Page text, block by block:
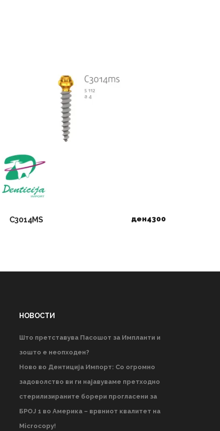
C3014MS ден4300
НОВОСТИ
Што претставува Пасошот за Импланти и
зошто е неопходен?
Ново во Дентиција Импорт: Со огромно
задоволство ви ги најавуваме претходно
стерилизираните борери прогласени за
БРОЈ 1 во Америка – врвниот квалитет на
Microcopy!